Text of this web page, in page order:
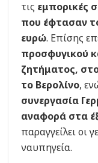
τις εμπορικές
που έφτασαν
ευρώ. Επίσης
προσφυγικού
ζητήματος,
το Βερολίνο,
συνεργασία
αναφορά στα
παραγγείλει οι
ναυπηγεία.